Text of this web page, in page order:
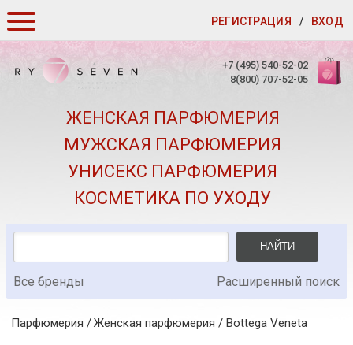
РЕГИСТРАЦИЯ / ВХОД
КАК ЗАКАЗАТЬ
СКИДКИ
КОНТАКТЫ
О КАЧЕСТВЕ
ПОДАРКИ К ЗАКАЗАМ
+7 (495) 540-52-02
8(800) 707-52-05
ЖЕНСКАЯ ПАРФЮМЕРИЯ
МУЖСКАЯ ПАРФЮМЕРИЯ
УНИСЕКС ПАРФЮМЕРИЯ
КОСМЕТИКА ПО УХОДУ
НАЙТИ
Все бренды Расширенный поиск
Парфюмерия Женская парфюмерия / Bottega Veneta